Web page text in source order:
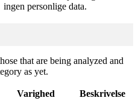
ingen personlige data.
that are being analyzed and
as yet.
Varighed
Beskrivelse